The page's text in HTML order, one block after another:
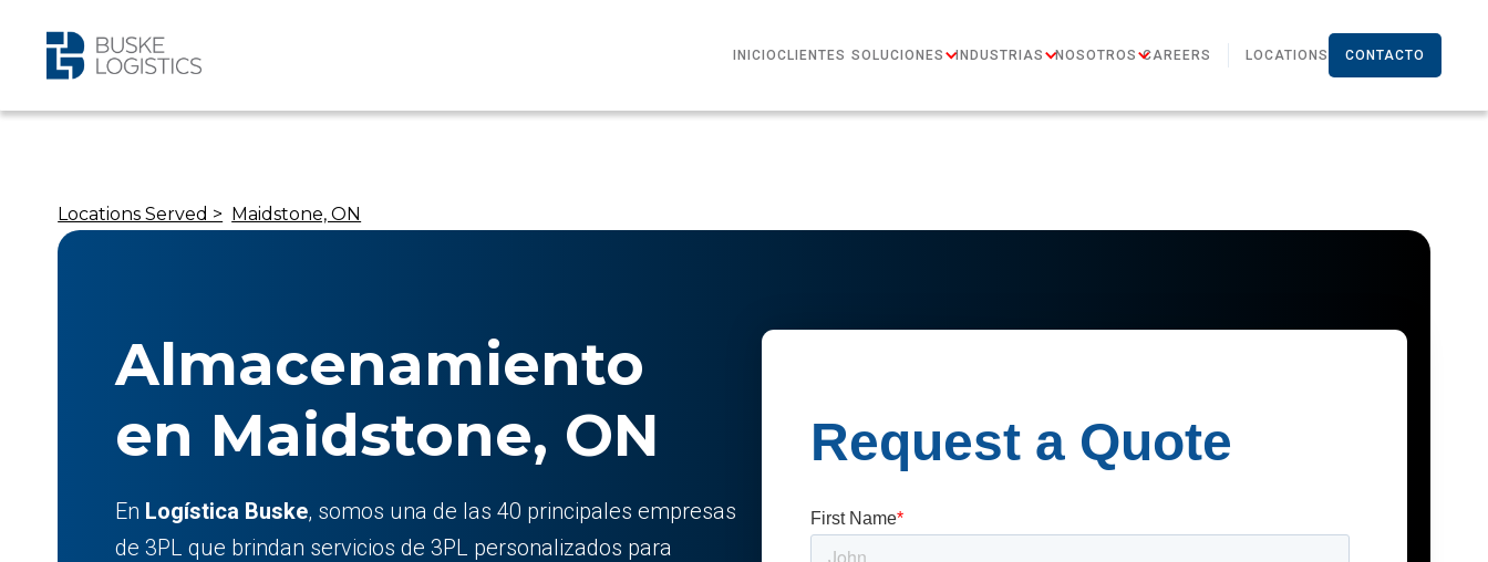
INICIOCLIENTES SOLUCIONES INDUSTRIAS NOSOTROS CAREERS LOCATIONS CONTACTO
Locations Served > Maidstone, ON
Almacenamiento
en Maidstone, ON
En Logística Buske, somos una de las 40 principales empresas
de 3PL que brindan servicios de 3PL personalizados para